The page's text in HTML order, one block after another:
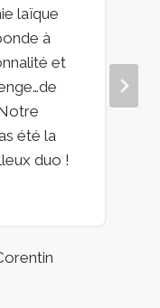
laïque
à
et
été la
duo !